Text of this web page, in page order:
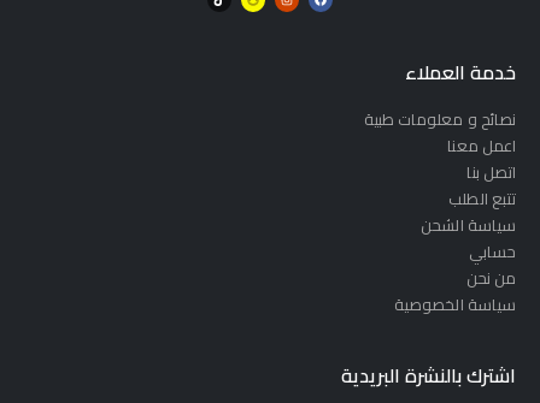
خدمة العملاء
نصائح و معلومات طبية
اعمل معنا
اتصل بنا
تتبع الطلب
سياسة الشحن
حسابي
من نحن
سياسة الخصوصية
اشترك بالنشرة البريدية